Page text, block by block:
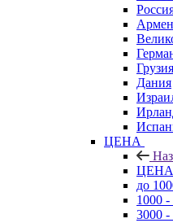
Грузия
Дания
ЦЕНА
ЦЕНА
до
1000 -
3000 -